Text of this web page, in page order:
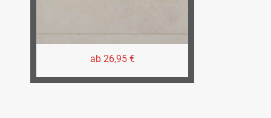
ab 26,95 €